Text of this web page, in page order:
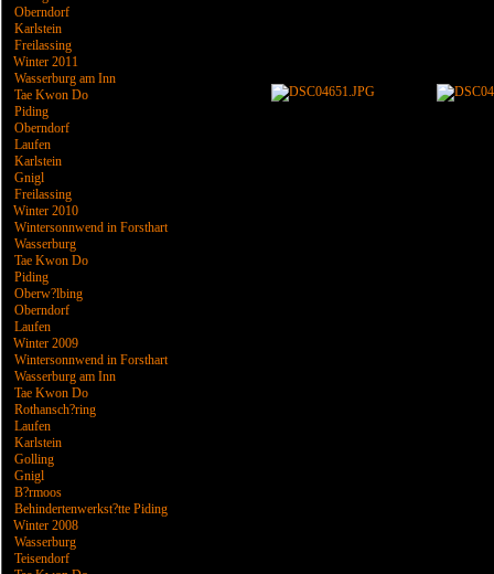
Oberndorf
Karlstein
Freilassing
Winter 2011
Wasserburg am Inn
Tae Kwon Do
Piding
Oberndorf
Laufen
Karlstein
Gnigl
Freilassing
Winter 2010
Wintersonnwend in Forsthart
Wasserburg
Tae Kwon Do
Piding
Oberw?lbing
Oberndorf
Laufen
Winter 2009
Wintersonnwend in Forsthart
Wasserburg am Inn
Tae Kwon Do
Rothansch?ring
Laufen
Karlstein
Golling
Gnigl
B?rmoos
Behindertenwerkst?tte Piding
Winter 2008
Wasserburg
Teisendorf